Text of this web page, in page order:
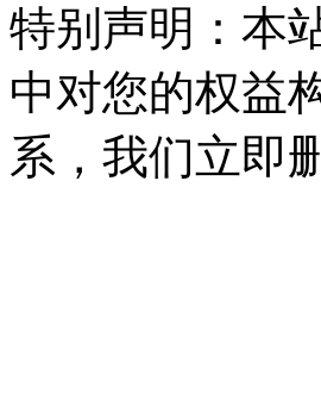
特别声明：本
中对您的权益
系，我们立即